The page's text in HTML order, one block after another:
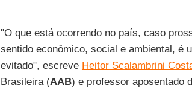
"O que está ocorrendo no país, caso
sentido econômico, social e ambiental, é
evitado", escreve Heitor Scalambrini
Brasileira (AAB) e professor aposentado